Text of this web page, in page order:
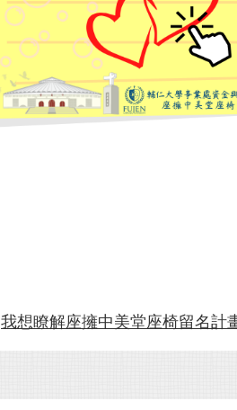
我想瞭解座擁中美堂座椅留名計